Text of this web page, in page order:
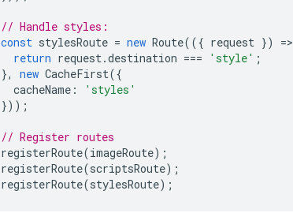
// Handle styles:
const stylesRoute = new Route(({ request }) =>
return request.destination === 'style' ;
},
new CacheFirst({
cacheName :
'styles'
}));
// Register routes
registerRoute(imageRoute);
registerRoute(scriptsRoute);
registerRoute(stylesRoute);